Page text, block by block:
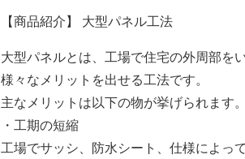
【商品紹介】 大型パネル工法
大型パネルとは、工場で住宅の外周部を
様々なメリットを出せる工法です。
主なメリットは以下の物が挙げられます。
・工期の短縮
工場でサッシ、防水シート、仕様によっ